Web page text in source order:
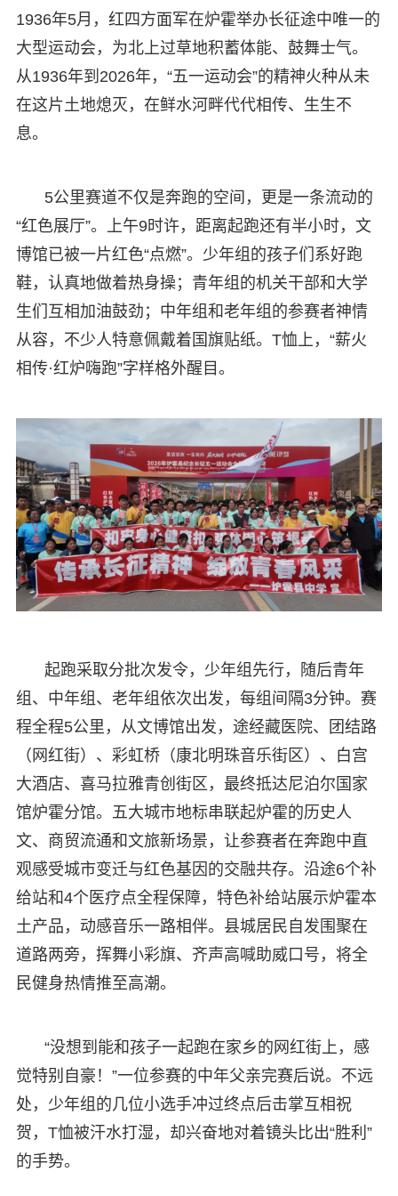
1936年5月，红四方面军在炉霍举办长征途中唯一的
大型运动会，为北上过草地积蓄体能、鼓舞士气。
从1936年到2026年，“五一运动会”的精神火种从未
在这片土地熄灭，在鲜水河畔代代相传、生生不
息。
5公里赛道不仅是奔跑的空间，更是一条流动的
“红色展厅”。上午9时许，距离起跑还有半小时，文
博馆已被一片红色“点燃”。少年组的孩子们系好跑
鞋，认真地做着热身操；青年组的机关干部和大学
生们互相加油鼓劲；中年组和老年组的参赛者神情
从容，不少人特意佩戴着国旗贴纸。T恤上，“薪火
相传·红炉嗨跑”字样格外醒目。
起跑采取分批次发令，少年组先行，随后青年
组、中年组、老年组依次出发，每组间隔3分钟。赛
程全程5公里，从文博馆出发，途经藏医院、团结路
（网红街）、彩虹桥（康北明珠音乐街区）、白宫
大酒店、喜马拉雅青创街区，最终抵达尼泊尔国家
馆炉霍分馆。五大城市地标串联起炉霍的历史人
文、商贸流通和文旅新场景，让参赛者在奔跑中直
观感受城市变迁与红色基因的交融共存。沿途6个补
给站和4个医疗点全程保障，特色补给站展示炉霍本
土产品，动感音乐一路相伴。县城居民自发围聚在
道路两旁，挥舞小彩旗、齐声高喊助威口号，将全
民健身热情推至高潮。
“没想到能和孩子一起跑在家乡的网红街上，感
觉特别自豪！”一位参赛的中年父亲完赛后说。不远
处，少年组的几位小选手冲过终点后击掌互相祝
贺，T恤被汗水打湿，却兴奋地对着镜头比出“胜利”
的手势。